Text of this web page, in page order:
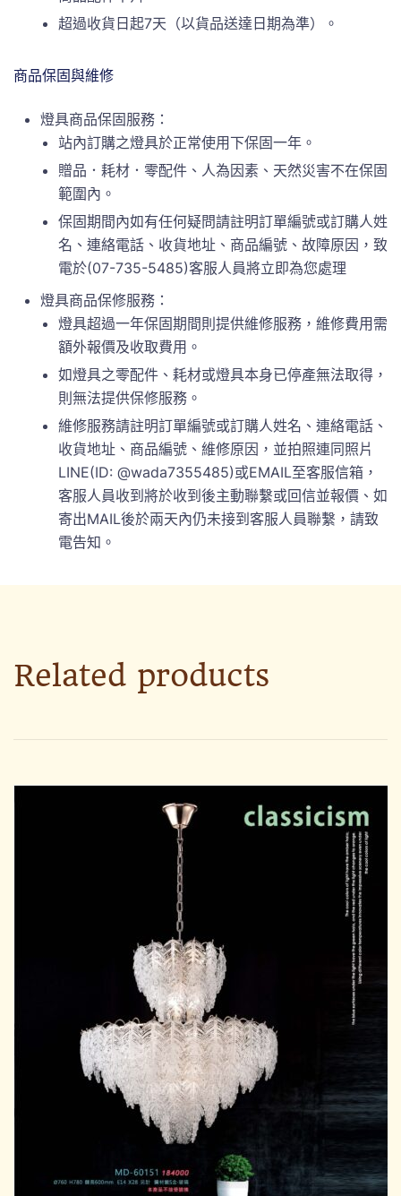
超過收貨日起7天（以貨品送達日期為準）。
商品保固與維修
燈具商品保固服務：
站內訂購之燈具於正常使用下保固一年。
贈品．耗材．零配件、人為因素、天然災害不在保固
範圍內。
保固期間內如有任何疑問請註明訂單編號或訂購人姓
名、連絡電話、收貨地址、商品編號、故障原因，致
電於(07-735-5485)客服人員將立即為您處理
燈具商品保修服務：
燈具超過一年保固期間則提供維修服務，維修費用需
額外報價及收取費用。
如燈具之零配件、耗材或燈具本身已停產無法取得，
則無法提供保修服務。
維修服務請註明訂單編號或訂購人姓名、連絡電話、
收貨地址、商品編號、維修原因，並拍照連同照片
LINE(ID: @wada7355485)或EMAIL至客服信箱，
客服人員收到將於收到後主動聯繫或回信並報價、如
寄出MAIL後於兩天內仍未接到客服人員聯繫，請致
電告知。
Related products